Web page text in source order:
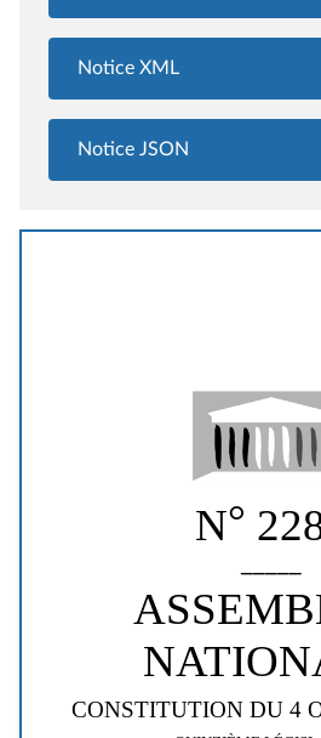
Notice XML
Notice JSON